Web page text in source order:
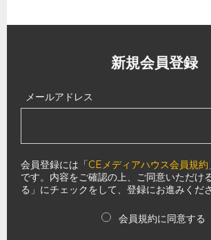
新規会員登録
メールアドレス
会員登録には「CEメディアハウス会員規約
です。内容をご確認の上、ご同意いただけ
る」にチェックをして、登録にお進みくださ
会員規約に同意する